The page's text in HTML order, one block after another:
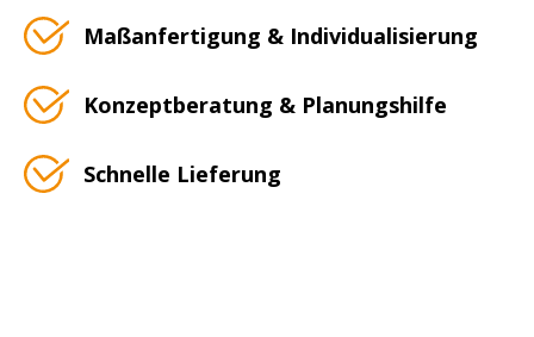
Maßanfertigung & Individualisierung
Konzeptberatung & Planungshilfe
Schnelle Lieferung